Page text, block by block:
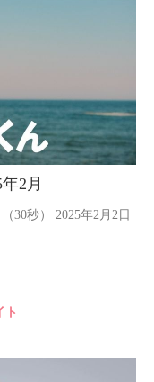
2月
30秒） 2025年2月2日
ト